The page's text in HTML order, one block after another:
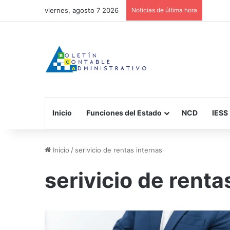
viernes, agosto 7 2026 Noticias de última hora
Inicio Funciones del Estado NCD IESS
Inicio / serivicio de rentas internas
serivicio de